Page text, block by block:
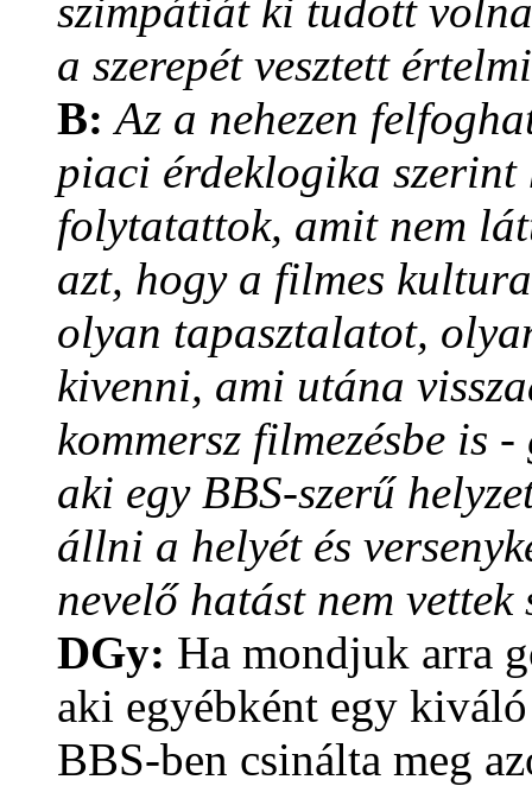
szimpátiát ki tudott
a szerepét vesztett
B: Az a nehezen
piaci érdeklogika szerint
folytatattok, amit nem
azt, hogy a filmes
olyan tapasztalatot,
kivenni, ami utána
kommersz filmezésbe is
aki egy BBS-szerű
állni a helyét és
nevelő hatást nem vettek
DGy: Ha mondjuk arra
aki egyébként egy
BBS-ben csinálta meg